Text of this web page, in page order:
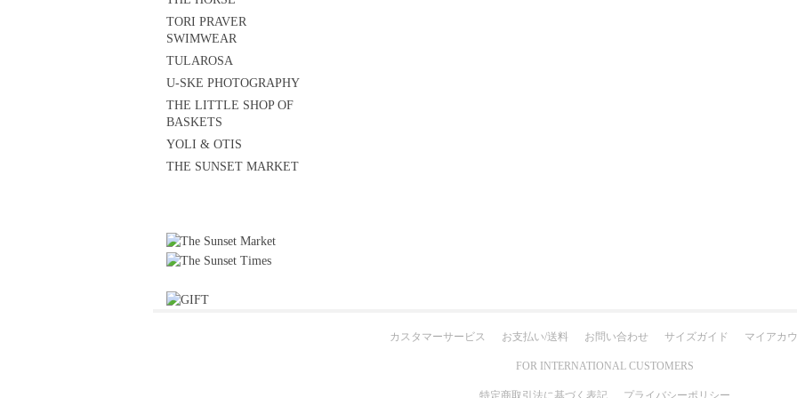
TORI PRAVER
SWIMWEAR
TULAROSA
U-SKE PHOTOGRAPHY
THE LITTLE SHOP OF
BASKETS
YOLI & OTIS
THE SUNSET MARKET
カスタマーサービス お支払い/送料 お問い合わせ サイズガイド マイアカ
FOR INTERNATIONAL CUSTOMERS
特定商取引法に基づく表記 プライバシーポリシー